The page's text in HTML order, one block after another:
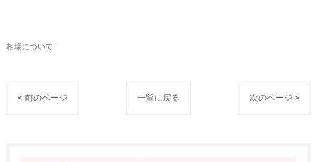
相場について
< 前のページ 一覧に戻る 次のページ >